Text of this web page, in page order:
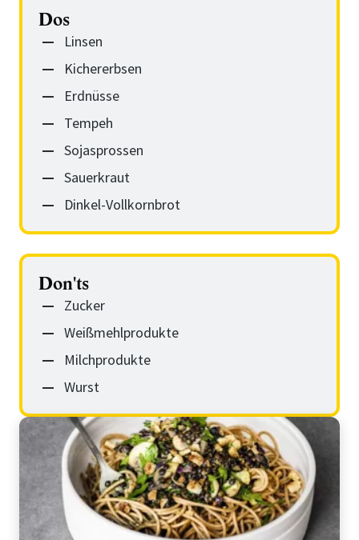
Dos
Linsen
Kichererbsen
Erdnüsse
Tempeh
Sojasprossen
Sauerkraut
Dinkel-Vollkornbrot
Don'ts
Zucker
Weißmehlprodukte
Milchprodukte
Wurst